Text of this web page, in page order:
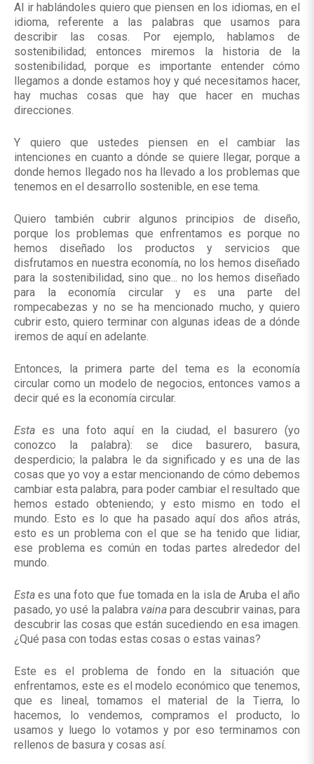
Al ir hablándoles quiero que piensen en los idiomas, en el
idioma, referente a las palabras que usamos para
describir las cosas. Por ejemplo, hablamos de
sostenibilidad; entonces miremos la historia de la
sostenibilidad, porque es importante entender cómo
llegamos a donde estamos hoy y qué necesitamos hacer,
hay muchas cosas que hay que hacer en muchas
direcciones.
Y quiero que ustedes piensen en el cambiar las
intenciones en cuanto a dónde se quiere llegar, porque a
donde hemos llegado nos ha llevado a los problemas que
tenemos en el desarrollo sostenible, en ese tema.
Quiero también cubrir algunos principios de diseño,
porque los problemas que enfrentamos es porque no
hemos diseñado los productos y servicios que
disfrutamos en nuestra economía, no los hemos diseñado
para la sostenibilidad, sino que... no los hemos diseñado
para la economía circular y es una parte del
rompecabezas y no se ha mencionado mucho, y quiero
cubrir esto, quiero terminar con algunas ideas de a dónde
iremos de aquí en adelante.
Entonces, la primera parte del tema es la economía
circular como un modelo de negocios, entonces vamos a
decir qué es la economía circular.
Esta es una foto aquí en la ciudad, el basurero (yo
conozco la palabra): se dice basurero, basura,
desperdicio; la palabra le da significado y es una de las
cosas que yo voy a estar mencionando de cómo debemos
cambiar esta palabra, para poder cambiar el resultado que
hemos estado obteniendo; y esto mismo en todo el
mundo. Esto es lo que ha pasado aquí dos años atrás,
esto es un problema con el que se ha tenido que lidiar,
ese problema es común en todas partes alrededor del
mundo.
Esta es una foto que fue tomada en la isla de Aruba el año
pasado, yo usé la palabra vaina para descubrir vainas, para
descubrir las cosas que están sucediendo en esa imagen.
¿Qué pasa con todas estas cosas o estas vainas?
Este es el problema de fondo en la situación que
enfrentamos, este es el modelo económico que tenemos,
que es lineal, tomamos el material de la Tierra, lo
hacemos, lo vendemos, compramos el producto, lo
usamos y luego lo votamos y por eso terminamos con
rellenos de basura y cosas así.